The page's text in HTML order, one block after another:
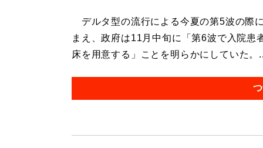
デルタ型の流行による今夏の第5波の際
まえ、政府は11月中旬に「第6波で入院
床を用意する」ことを明らかにしていた。